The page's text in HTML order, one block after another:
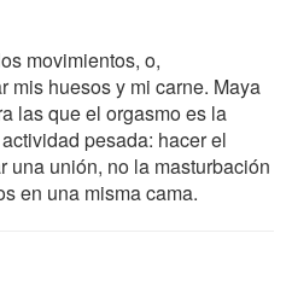
movimientos, o,
mis huesos y mi carne. Maya
las que el orgasmo es la
pesada: hacer el
una unión, no la masturbación
en una misma cama.